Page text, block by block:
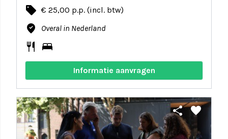
local_offer € 25,00 p.p. (incl. btw)
where_to_vote Overal in Nederland
restaurant bed
Informatie aanvragen
share favorite